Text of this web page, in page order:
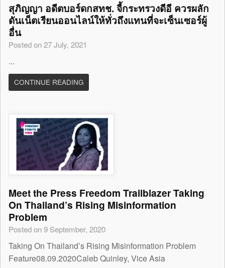
สุภิญญา อดีตบอร์ดกสทช. จี้กระทรวงดีอี ควรผลัก
ดันเน็ตเรียนออนไลน์ให้ทั่วถึงแทนที่จะเซ็นเซอร์ผู้
อื่น
Posted on 27 July, 2021
...
CONTINUE READING
Meet the Press Freedom Trailblazer Taking
On Thailand’s Rising Misinformation
Problem
Posted on 9 September, 2020
Taking On Thailand’s Rising Misinformation Problem
Feature08.09.2020Caleb Quinley, Vice Asia